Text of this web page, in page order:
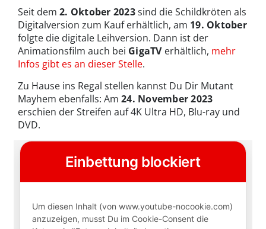
Seit dem 2. Oktober 2023sind die Schildkröten als
Digitalversion zum Kauf erhältlich, am 19. Oktober
folgte die digitale Leihversion. Dann ist der
Animationsfilm auch bei GigaTVerhältlich, mehr
Infos gibt es an dieser Stelle.
Zu Hause ins Regal stellen kannst Du Dir Mutant
Mayhem ebenfalls: Am 24. November 2023
erschien der Streifen auf 4K Ultra HD, Blu-ray und
DVD.